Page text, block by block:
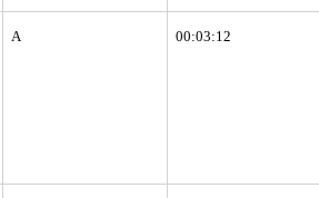
A 00:03:12